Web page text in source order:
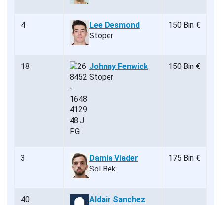
4
Lee Desmond
Stoper
150 Bin €
18
Johnny Fenwick
Stoper
150 Bin €
3
Damia Viader
Sol Bek
175 Bin €
40
Aldair Sanchez